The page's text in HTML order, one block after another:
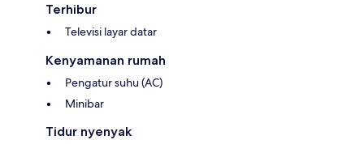
Terhibur
Televisi layar datar
Kenyamanan rumah
Pengatur suhu (AC)
Minibar
Tidur nyenyak